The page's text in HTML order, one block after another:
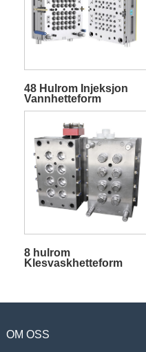
48 Hulrom Injeksjon
Vannhetteform
8 hulrom
Klesvaskhetteform
OM OSS